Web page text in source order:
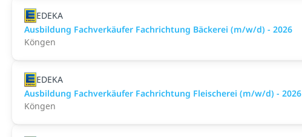
EDEKA
Ausbildung Fachverkäufer Fachrichtung Bäckerei (m/w/d) - 2026
Köngen
EDEKA
Ausbildung Fachverkäufer Fachrichtung Fleischerei (m/w/d) - 2026
Köngen